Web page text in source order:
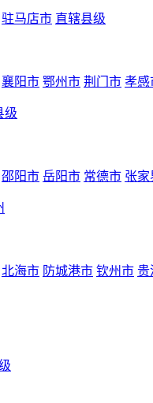
驻马店市 直辖县级
襄阳市 鄂州市 荆门市 孝感
级
邵阳市 岳阳市 常德市 张家
北海市 防城港市 钦州市 贵